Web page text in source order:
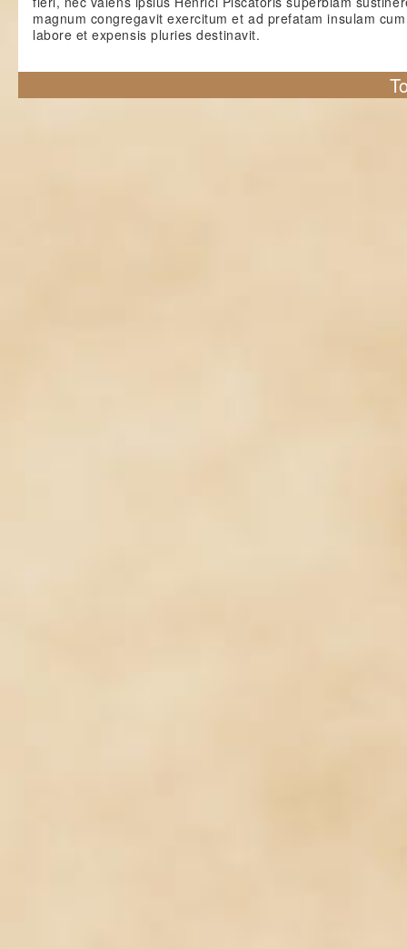
magnum congregavit exercitum et ad prefatam insulam
labore et expensis pluries destinavit.